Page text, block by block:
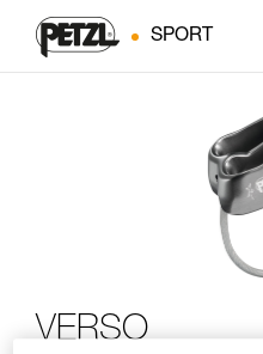
SPORT
VERSO